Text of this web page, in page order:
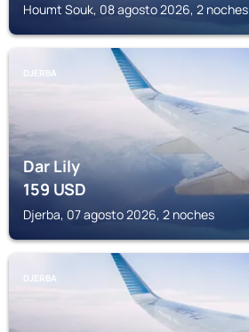
Houmt Souk, 08 agosto 2026, 2 noches
DJERBA
Dar Lily
159USD
Djerba, 07 agosto 2026, 2 noches
DJERBA